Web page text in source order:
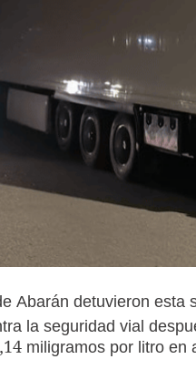
Abarán detuvieron
la seguridad vial
miligramos por litro